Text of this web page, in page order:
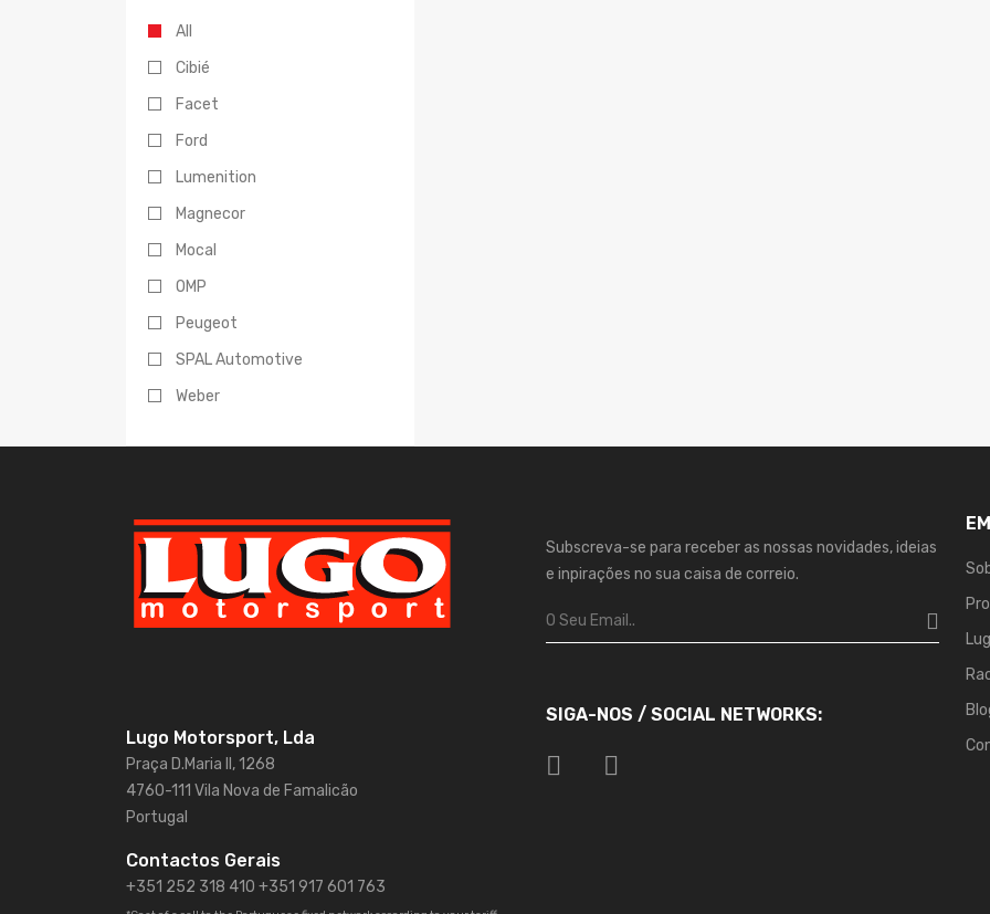
All
Cibié
Facet
Ford
Lumenition
Magnecor
Mocal
OMP
Peugeot
SPAL Automotive
Weber
Lugo Motorsport, Lda
Praça D.Maria II, 1268
4760-111 Vila Nova de Famalicão
Portugal
Contactos Gerais
+351 252 318 410 +351 917 601 763
Subscreva-se para receber as nossas novidades, ideias
e inpirações no sua caisa de correio.
SIGA-NOS / SOCIAL NETWORKS: